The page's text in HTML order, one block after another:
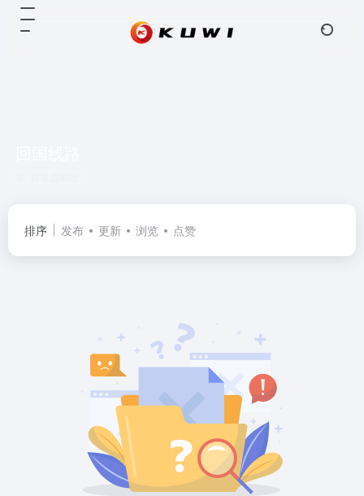
排序 发布 更新 浏览 点赞